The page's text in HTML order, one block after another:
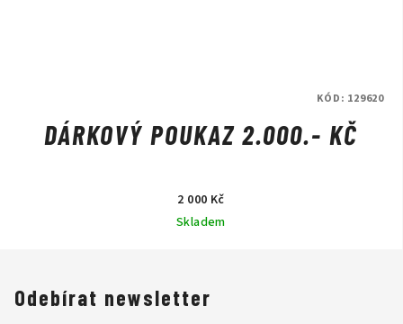
DÁRKOVÝ POUKAZ 2.000.- KČ
2 000 Kč
Skladem
KÓD: 129620
Odebírat newsletter